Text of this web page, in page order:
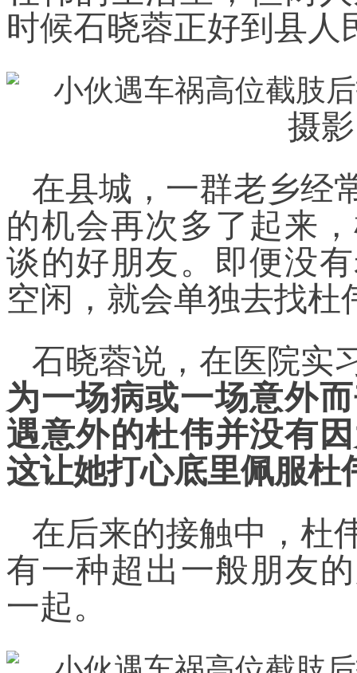
时候石晓蓉正好到县人
摄
在县城，一群老乡经
的机会再次多了起来
谈的好朋友。即便没
空闲，就会单独去找杜
石晓蓉说，在医院实
为一场病或一场意外
遇意外的杜伟并没有
这让她打心底里佩服杜
在后来的接触中，杜
有一种超出一般朋友
一起。